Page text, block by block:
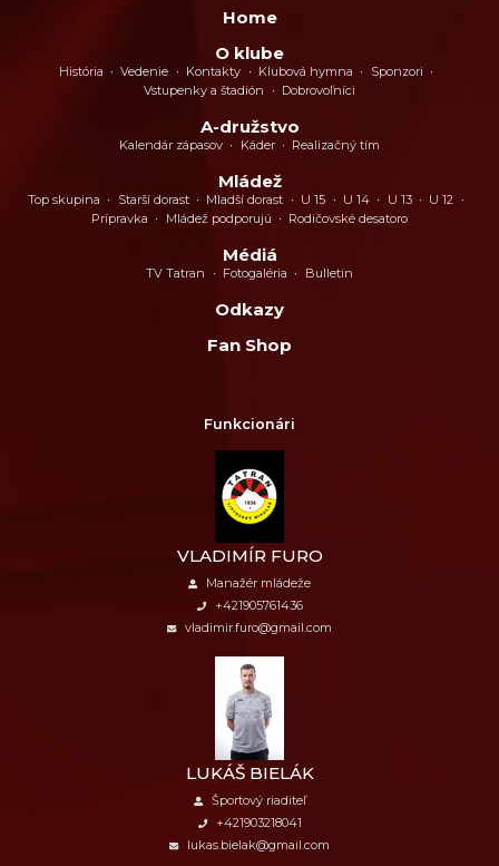
Home
O klube
História Vedenie Kontakty Klubová hymna
Sponzori
Vstupenky a štadión
Dobrovoľníci
A-družstvo
Kalendár zápasov Káder Realizačný tím
Mládež
Top skupina Starší dorast Mladší dorast U 15 U 14 U 13
U 12
Prípravka
Mládež podporujú Rodičovské desatoro
Médiá
TV Tatran Fotogaléria Bulletin
Odkazy
Fan Shop
Funkcionári
VLADIMÍR FURO
Manažér mládeže
+421905761436
vladimir.furo@gmail.com
LUKÁŠ BIELÁK
Športový riaditeľ
+421903218041
lukas.bielak@gmail.com